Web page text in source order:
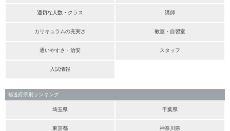
適切な人数・クラス 講師
カリキュラムの充実さ 教室・自習室
通いやすさ・治安 スタッフ
入試情報
都道府県別ランキング
埼玉県 千葉県
東京都 神奈川県